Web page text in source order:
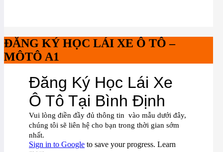
ĐĂNG KÝ HỌC LÁI XE Ô TÔ –
MÔTÔ A1